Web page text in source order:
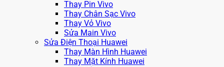
Thay Pin Vivo
Thay Chân Sạc Vivo
Thay Vỏ Vivo
Sửa Main Vivo
Sửa Điện Thoại Huawei
Thay Màn Hình Huawei
Thay Mặt Kính Huawei